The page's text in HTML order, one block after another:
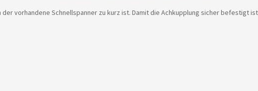
vorhandene Schnellspanner zu kurz ist. Damit die Achkupplung sicher befestigt